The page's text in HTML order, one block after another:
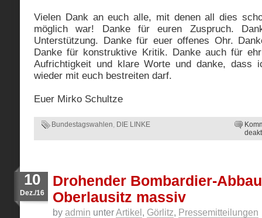
Vielen Dank an euch alle, mit denen all dies
möglich war! Danke für euren Zuspruch.
Unterstützung. Danke für euer offenes Ohr.
Danke für konstruktive Kritik. Danke auch für
Aufrichtigkeit und klare Worte und danke, dass
wieder mit euch bestreiten darf.
Euer Mirko Schultze
Bundestagswahlen, DIE LINKE
10
Dez./16
Drohender Bombardier-
Oberlausitz massiv
by admin unterArtikel , Görlitz, Pressemitteilungen